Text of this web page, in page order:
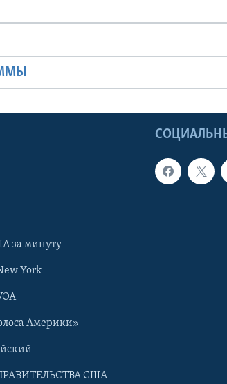
за минуту
York
Америки»
США